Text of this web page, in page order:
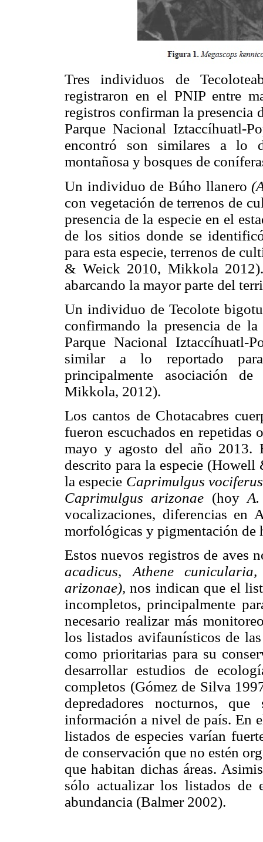
Tres individuos de
registraron en el PNIP entre
registros confirman la presencia
Parque Nacional Iztaccíhuatl-
encontró son similares a lo
montañosa y bosques de
Un individuo de Búho llanero
con vegetación de terrenos de
presencia de la especie en el
de los sitios donde se
para esta especie, terrenos de
& Weick 2010, Mikkola
abarcando la mayor parte del
Un individuo de Tecolote
confirmando la presencia de
Parque Nacional Iztaccíhuatl-
similar a lo reportado para
principalmente asociación
Mikkola, 2012).
Los cantos de Chotacabres
fueron escuchados en repetidas
mayo y agosto del año 2013.
descrito para la especie
la especie Caprimulgus vociferus
Caprimulgus arizonae (hoy
vocalizaciones, diferencias en
morfológicas y pigmentación de
Estos nuevos registros de aves
acadicus, Athene
arizonae), nos indican que el
incompletos, principalmente
necesario realizar más
los listados avifaunísticos de
como prioritarias para su
desarrollar estudios de
completos (Gómez de Silva
depredadores nocturnos,
información a nivel de país. En
listados de especies varían
de conservación que no estén
que habitan dichas áreas.
sólo actualizar los listados de
abundancia (Balmer 2002).